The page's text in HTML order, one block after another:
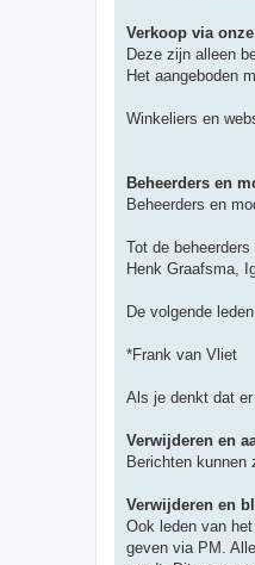
Verkoop via
Deze zijn alleen
Het aangeboden
Winkeliers en
Beheerders en
Beheerders en
Tot de
Henk Graafsma,
De volgende
*Frank van Vliet
Als je denkt dat
Verwijderen en
Berichten kunnen
Verwijderen en
Ook leden van
geven via PM.